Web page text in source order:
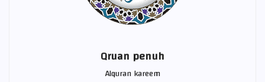
Qruan penuh
Alquran kareem